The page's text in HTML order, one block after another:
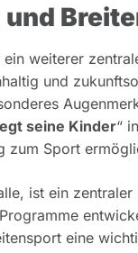
ein weiterer
und
seine Kinder“
zum Sport
ist ein zentraler
eine